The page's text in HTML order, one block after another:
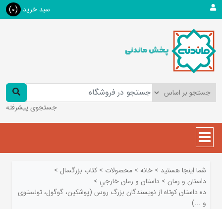
سبد خرید (0)
جستجوی پیشرفته
شما اینجا هستید > خانه > محصولات > کتاب بزرگسال >
داستان و رمان > داستان و رمان خارجي >
ده داستان کوتاه از نویسندگان بزرگ روس (پوشکین، گوگول، تولستوی
و ...)